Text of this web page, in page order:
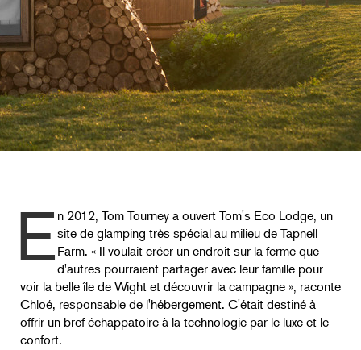
E n 2012, Tom Tourney a ouvert Tom's Eco Lodge, un
site de glamping très spécial au milieu de Tapnell
Farm. « Il voulait créer un endroit sur la ferme que
d'autres pourraient partager avec leur famille pour
voir la belle île de Wight et découvrir la campagne », raconte
Chloé, responsable de l'hébergement. C'était destiné à
offrir un bref échappatoire à la technologie par le luxe et le
confort.